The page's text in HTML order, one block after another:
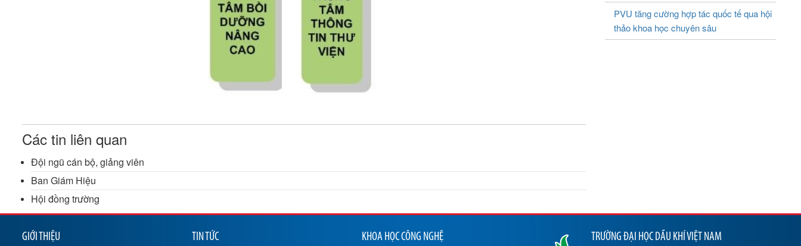
Các tin liên quan
Đội ngũ cán bộ, giảng viên
Ban Giám Hiệu
Hội đồng trường
PVU tăng cường hợp tác quốc tế qua hội
thảo khoa học chuyên sâu
GIỚI THIỆU TIN TỨC KHOA HỌC CÔNG NGHỆ TRƯỜNG ĐẠI HỌC DẦU KHÍ VIỆT NAM